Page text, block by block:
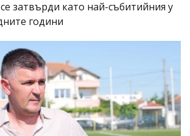
затвърди като най-събитийния у
години